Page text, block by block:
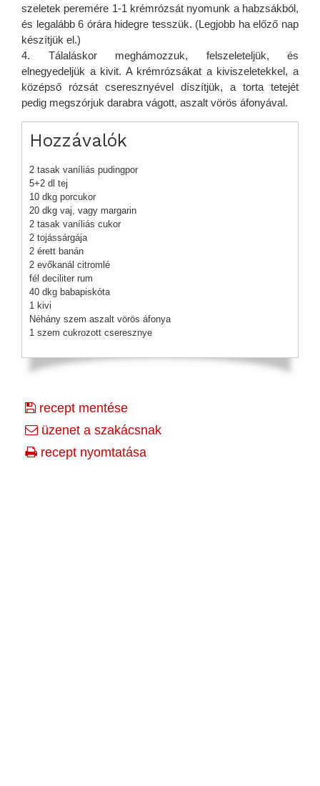
szeletek peremére 1-1 krémrózsát nyomunk a habzsákból,
és legalább 6 órára hidegre tesszük. (Legjobb ha előző nap
készítjük el.)
4. Tálaláskor meghámozzuk, felszeleteljük, és
elnegyedeljük a kivit. A krémrózsákat a kiviszeletekkel, a
középső rózsát cseresznyével díszítjük, a torta tetejét
pedig megszórjuk darabra vágott, aszalt vörös áfonyával.
Hozzávalók
2 tasak vaníliás pudingpor
5+2 dl tej
10 dkg porcukor
20 dkg vaj, vagy margarin
2 tasak vaníliás cukor
2 tojássárgája
2 érett banán
2 evőkanál citromlé
fél deciliter rum
40 dkg babapiskóta
1 kivi
Néhány szem aszalt vörös áfonya
1 szem cukrozott cseresznye
recept mentése
üzenet a szakácsnak
recept nyomtatása